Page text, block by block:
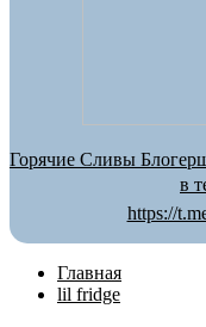
Горячие Сливы
в
https://
Главная
lil fridge